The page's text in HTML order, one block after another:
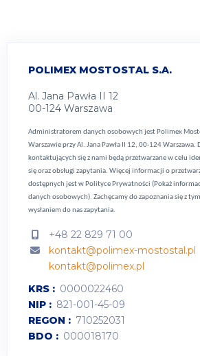
POLIMEX MOSTOSTAL S.A.
Al. Jana Pawła II 12
00-124 Warszawa
Administratorem danych osobowych jest Polimex
Warszawie przy Al. Jana Pawła II 12, 00-124 Warszawa.
kontaktujących się z nami będą przetwarzane w celu
się oraz obsługi zapytania. Więcej informacji o
dostępnych jest w Polityce Prywatności (Pokaż
danych osobowych). Zachęcamy do zapoznania się z
wysłaniem do nas zapytania.
+48 22 829 71 00
kontakt@polimex-mostostal.pl
kontakt@polimex.pl
KRS
0000022460
NIP
821-001-45-09
REGON
710252031
BDO
000018170